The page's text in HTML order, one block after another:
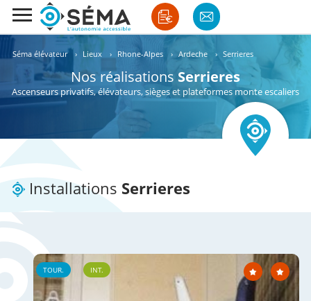
Séma élévateur › Lieux › Rhone-Alpes › Ardeche › Serrieres
Nos réalisations Serrieres
Ascenseurs privatifs, élévateurs, sièges et plateformes monte escaliers
Installations Serrieres
TOUR. INT.